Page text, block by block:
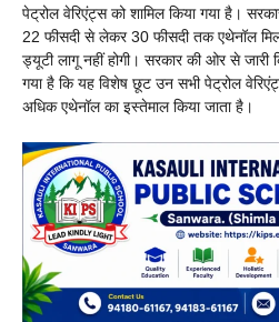
पेट्रोल वेरिएंट्स को शामिल किया गया है।
22 फीसदी से लेकर 30 फीसदी तक एथेनॉल
ड्यूटी लागू नहीं होगी। सरकार की ओर से जारी
गया है कि यह विशेष छूट उन सभी पेट्रोल
अधिक एथेनॉल का इस्तेमाल किया जाता है।